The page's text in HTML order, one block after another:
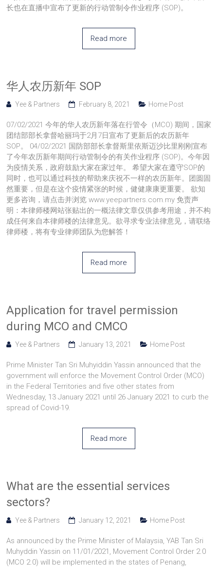
长也在直播中宣布了更新的行动管制令作业程序 (SOP)。
Read more
华人农历新年 SOP
Yee & Partners February 8, 2021 Home Post
07/02/2021 今年的华人农历新年落在行管令（MCO) 期间，国家
团结部部长拿督哈丽玛于2月7日宣布了更新后的农历新年
SOP。 04/02/2021 国防部部长拿督斯里依斯迈沙比里刚刚宣布
了今年农历新年期间行动管制令的有关作业程序 (SOP)。今年因
为疫情关系，政府鼓励大家在家过年。 希望大家在遵守SOP的
同时，也可以通过科技的帮助来庆祝不一样的农历新年。团圆固
然重要，但是在这个疫情紧张的时候，健健康康更重要。 欲知
更多咨询，请点击并浏览 www.yeepartners.com.my 免责声
明：本律师楼网站张贴出的一概法律文章仅供参考用途，并不构
成任何来自本律师楼的法律意见。欲寻求专业法律意见，请联络
律师楼，将有专业律师团队为您解答！
Read more
Application for travel permission
during MCO and CMCO
Yee & Partners January 13, 2021 Home Post
Prime Minister Tan Sri Muhyiddin Yassin announced that the
government will enforce the Movement Control Order (MCO)
in the Federal Territories and five other states from
Wednesday, 13 January 2021 until 26 January 2021 to curb the
spread of Covid-19.
Read more
What are the essential services
sectors?
Yee & Partners January 12, 2021 Home Post
As announced by the Prime Minister of Malaysia, YAB Tan Sri
Muhyddin Yassin on 11/01/2021, Movement Control Order 2.0
(MCO 2.0) will be implemented in the states of Penang,